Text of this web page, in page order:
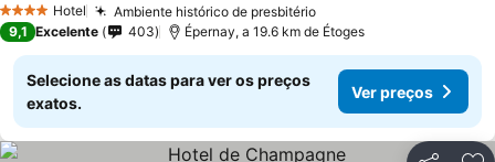
4 EstrelasHotel Ambiente histórico de presbitério
9,1 Excelente 403 Épernay, a 19.6 km de Étoges
Selecione as datas para ver os preços
exatos.
Ver preços